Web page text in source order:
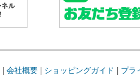
| 会社概要| ショッピングガイド | プラ